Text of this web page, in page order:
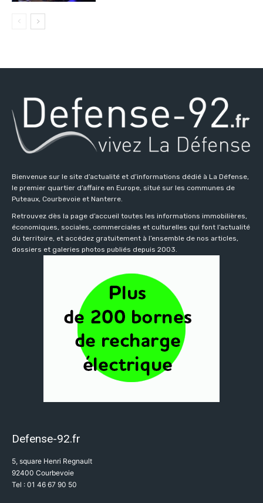
Bienvenue sur le site d’actualité et d’informations dédié à La Défense,
le premier quartier d’affaire en Europe, situé sur les communes de
Puteaux, Courbevoie et Nanterre.
Retrouvez dès la page d’accueil toutes les informations immobilières,
économiques, sociales, commerciales et culturelles qui font l’actualité
du territoire, et accédez gratuitement à l’ensemble de nos articles,
dossiers et galeries photos publiés depuis 2003.
Defense-92.fr
5, square Henri Regnault
92400 Courbevoie
Tel : 01 46 67 90 50